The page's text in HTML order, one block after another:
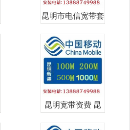
昆明市电信宽带套
昆明宽带资费 昆